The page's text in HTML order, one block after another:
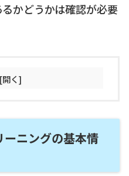
かどうかは確認が必要
ニングの基本情